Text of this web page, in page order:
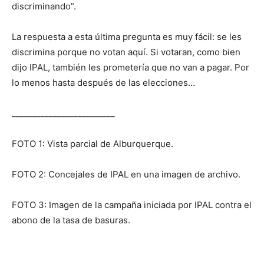
discriminando”.
La respuesta a esta última pregunta es muy fácil: se les
discrimina porque no votan aquí. Si votaran, como bien
dijo IPAL, también les prometería que no van a pagar. Por
lo menos hasta después de las elecciones…
FOTO 1: Vista parcial de Alburquerque.
FOTO 2: Concejales de IPAL en una imagen de archivo.
FOTO 3: Imagen de la campaña iniciada por IPAL contra el
abono de la tasa de basuras.